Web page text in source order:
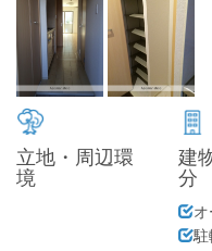
立地・周辺環
境
建
分
オ
駐